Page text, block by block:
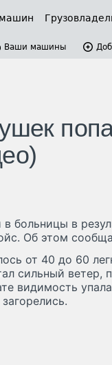
Ваши машины
больницы в
Об этом
от 40 до 60
сильный ветер,
видимость